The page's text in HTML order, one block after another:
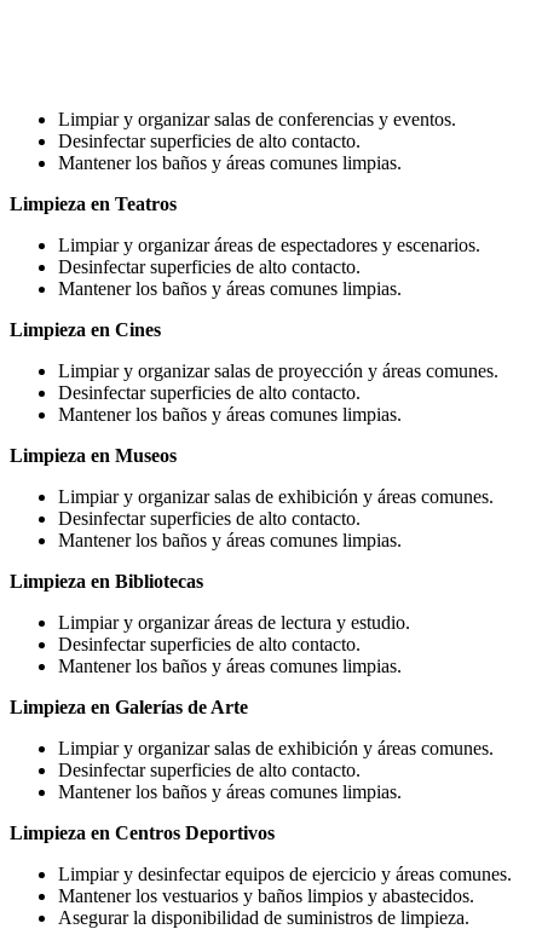
Limpiar y organizar salas de conferencias y eventos.
Desinfectar superficies de alto contacto.
Mantener los baños y áreas comunes limpias.
Limpieza en Teatros
Limpiar y organizar áreas de espectadores y escenarios.
Desinfectar superficies de alto contacto.
Mantener los baños y áreas comunes limpias.
Limpieza en Cines
Limpiar y organizar salas de proyección y áreas comunes.
Desinfectar superficies de alto contacto.
Mantener los baños y áreas comunes limpias.
Limpieza en Museos
Limpiar y organizar salas de exhibición y áreas comunes.
Desinfectar superficies de alto contacto.
Mantener los baños y áreas comunes limpias.
Limpieza en Bibliotecas
Limpiar y organizar áreas de lectura y estudio.
Desinfectar superficies de alto contacto.
Mantener los baños y áreas comunes limpias.
Limpieza en Galerías de Arte
Limpiar y organizar salas de exhibición y áreas comunes.
Desinfectar superficies de alto contacto.
Mantener los baños y áreas comunes limpias.
Limpieza en Centros Deportivos
Limpiar y desinfectar equipos de ejercicio y áreas comunes.
Mantener los vestuarios y baños limpios y abastecidos.
Asegurar la disponibilidad de suministros de limpieza.